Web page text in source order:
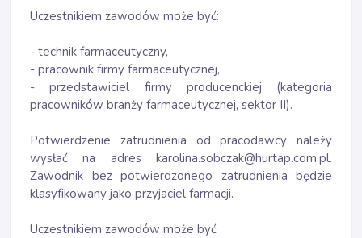
Uczestnikiem zawodów może być:
- technik farmaceutyczny,
- pracownik firmy farmaceutycznej,
- przedstawiciel firmy producenckiej (kategoria
pracowników branży farmaceutycznej, sektor II).
Potwierdzenie zatrudnienia od pracodawcy należy
wysłać na adres karolina.sobczak@hurtap.com.pl.
Zawodnik bez potwierdzonego zatrudnienia będzie
klasyfikowany jako przyjaciel farmacji.
Uczestnikiem zawodów może być